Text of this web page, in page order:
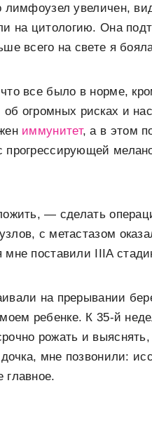
лимфоузел увеличен,
на цитологию. Она
всего на свете я
все было в норме,
огромных рисках и
иммунитет, а в этом
прогрессирующей
— сделать
с метастазом
поставили IIIA
на прерывании
ребенке. К 35-й
рожать и
мне позвонили: